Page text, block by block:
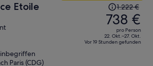
Etoile
Der
Preis
betrug
1.222 €,
jetzt
1.222 €
738 €
pro Person
22. Okt.–27. Okt.
Vor 19 Stunden gefunden
Paris (CDG)